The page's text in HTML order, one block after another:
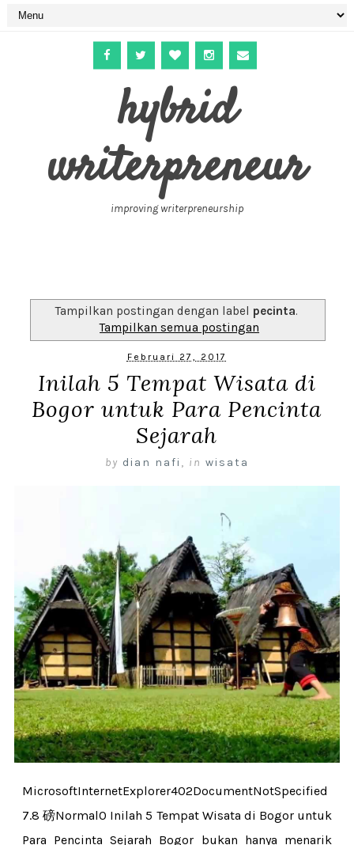
hybrid
writerpreneur
improving writerpreneurship
Tampilkan postingan dengan label pecinta.
Tampilkan semua postingan
Februari 27, 2017
Inilah 5 Tempat Wisata di
Bogor untuk Para Pencinta
Sejarah
by dian nafi , in wisata
MicrosoftInternetExplorer402DocumentNotSpecified
7.8 磅Normal0 Inilah 5 Tempat Wisata di Bogor untuk
Para Pencinta Sejarah Bogor bukan hanya menarik